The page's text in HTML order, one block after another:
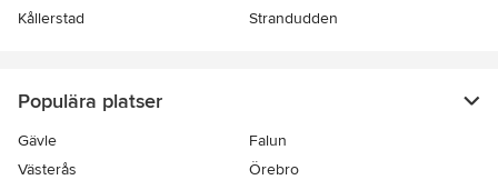
Kållerstad
Strandudden
Populära platser
Gävle
Falun
Västerås
Örebro